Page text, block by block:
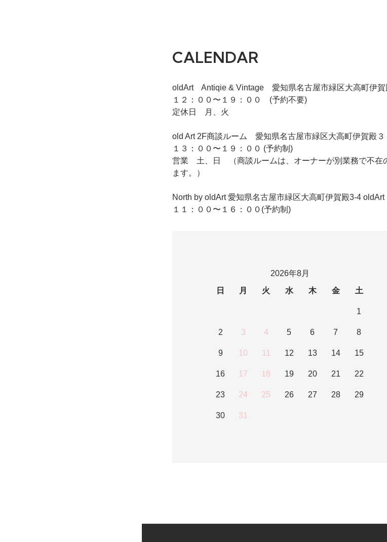
CALENDAR
oldArt Antiqie & Vintage 愛知県名古屋市緑区大高町伊賀
１２：００〜１９：００ (予約不要)
定休日 月、火
old Art 2F商談ルーム 愛知県名古屋市緑区大高町伊賀殿３
１３：００〜１９：００ (予約制)
営業 土、日 （商談ルームは、オーナーが別業務で不在
ます。）
North by oldArt 愛知県名古屋市緑区大高町伊賀殿3-4
１１：００〜１６：００(予約制)
2026年8月
日
月 火 水 木 金 土
1
2 3 4 5 6 7 8
9 10 11 12 13 14 15
16 17 18 19 20 21 22
23 24 25 26 27 28 29
30 31